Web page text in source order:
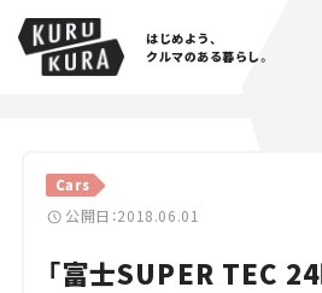
はじめよう、
クルマのある暮らし。
Cars
公開日：2018.06.01
「富士SUPER TEC 24
Cars
Lifestyle